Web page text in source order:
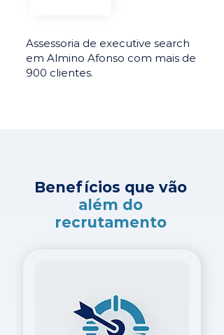
Assessoria de executive search
em Almino Afonso com mais de
900 clientes.
Benefícios que vão
além do
recrutamento